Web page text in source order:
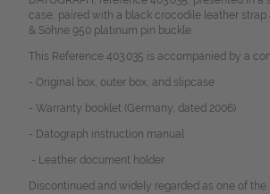
case, paired with a black crocodile leather strap
& Söhne 950 platinum pin buckle.
This Reference 403.035 is accompanied by a
- Original box, outer box, and slipcase
- Warranty booklet (Germany, dated 2006)
- Datograph instruction manual
- Leather document holder
Discontinued and widely regarded as one of